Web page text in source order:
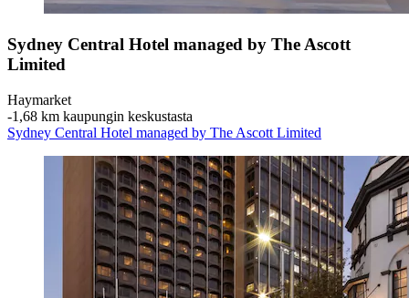
Sydney Central Hotel managed by The Ascott
Limited
Haymarket
‐1,68 km kaupungin keskustasta
Sydney Central Hotel managed by The Ascott Limited